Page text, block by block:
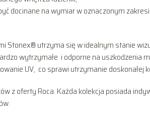
docinane na wymiar w oznaczonym
Stonex® utrzyma się w idealnym stanie
wytrzymałe i odporne na uszkodzenia
UV, co sprawi utrzymanie doskonałej
z oferty Roca. Każda kolekcja posiada